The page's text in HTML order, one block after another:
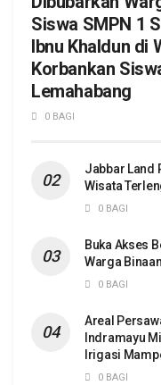
Siswa SMPN 1
Ibnu Khaldun di
Korbankan
Lemahabang
0 BAGI
Jabbar Land
Wisata
0 BAGI
Buka Akses
Warga
0 BAGI
Areal
Indramayu
Irigasi
0 BAGI